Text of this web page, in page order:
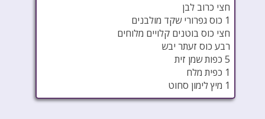
חצי כרוב לבן
1 כוס גפרורי שקד מולבנים
חצי כוס בוטנים קלויים מלוחים
רבע כוס זעתר יבש
5 כפות שמן זית
1 כפית מלח
1 מיץ לימון סחוט